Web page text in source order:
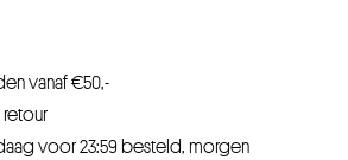
vanaf €50,-
voor 23:59 besteld, morgen